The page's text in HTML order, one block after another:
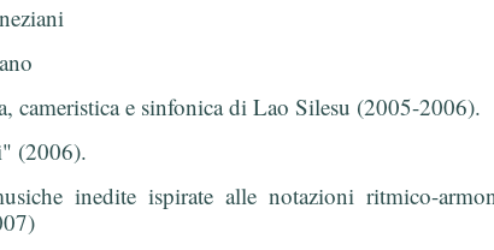
cameristica e sinfonica di Lao Silesu (2005-2006).
(2006).
inedite ispirate alle notazioni ritmico-